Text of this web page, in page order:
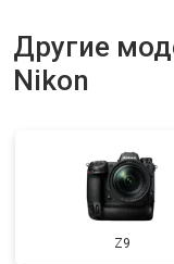
Другие
Nikon
Z9